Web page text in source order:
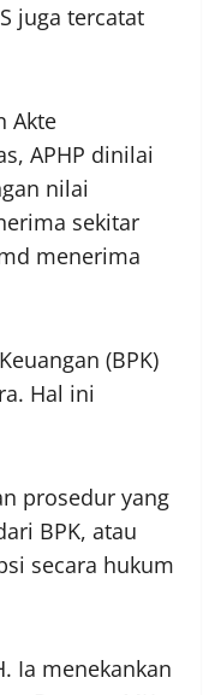
juga tercatat
Akte
APHP dinilai
nilai
sekitar
menerima
(BPK)
Hal ini
prosedur yang
BPK, atau
secara hukum
Ia menekankan